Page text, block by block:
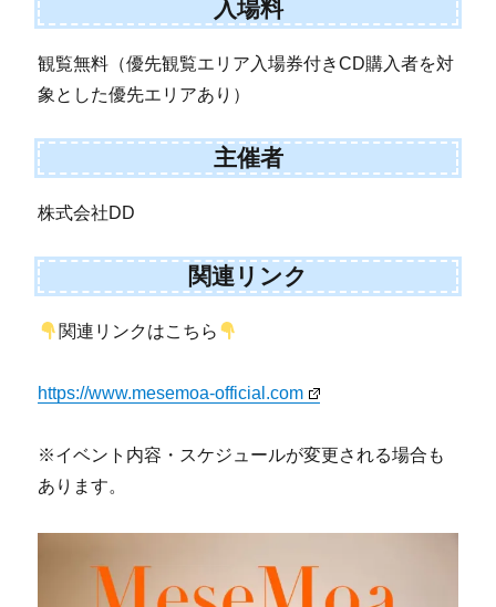
入場料
観覧無料（優先観覧エリア入場券付きCD購入者を対
象とした優先エリアあり）
主催者
株式会社DD
関連リンク
関連リンクはこちら
https://www.mesemoa-official.com
※イベント内容・スケジュールが変更される場合も
あります。